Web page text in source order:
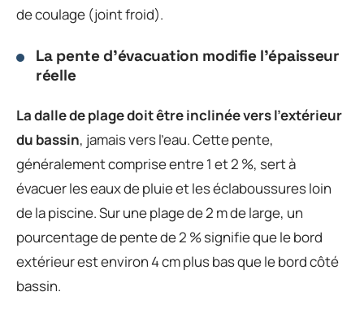
de coulage (joint froid).
La pente d’évacuation modifie l’épaisseur
réelle
La dalle de plage doit être inclinée vers l’extérieur
du bassin, jamais vers l’eau. Cette pente,
généralement comprise entre 1 et 2 %, sert à
évacuer les eaux de pluie et les éclaboussures loin
de la piscine. Sur une plage de 2 m de large, un
pourcentage de pente de 2 % signifie que le bord
extérieur est environ 4 cm plus bas que le bord côté
bassin.